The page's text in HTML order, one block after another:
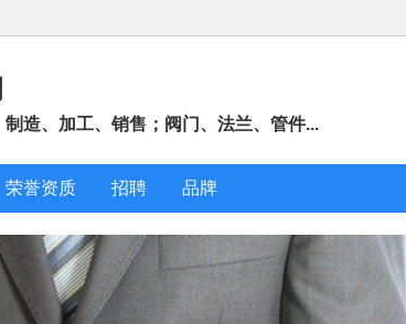
造、加工、销售；阀门、法兰、管件...
荣誉资质 招聘 品牌